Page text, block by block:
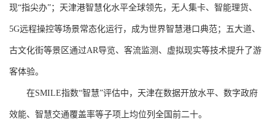
现“指尖办”；天津港智慧化水平全球领先，无人集卡、智能理货、
5G远程操控等场景常态化运行，成为世界智慧港口典范；五大道、
古文化街等景区通过AR导览、客流监测、虚拟现实等技术提升了游
客体验。
在SMILE指数“智慧”评估中，天津在数据开放水平、数字政府
效能、智慧交通覆盖率等子项上均位列全国前二十。